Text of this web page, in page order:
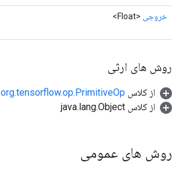
خروجی <Float>
روش های ارثی
از کلاس org.tensorflow.op.PrimitiveOp
از کلاس java.lang.Object
روش های عمومی